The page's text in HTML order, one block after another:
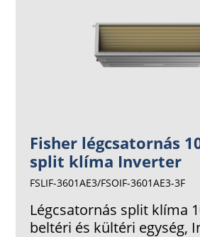
Fisher légcsatornás
split klíma Inverter
FSLIF-3601AE3/FSOIF-3601AE3-3F
Légcsatornás split klíma
beltéri és kültéri egység,